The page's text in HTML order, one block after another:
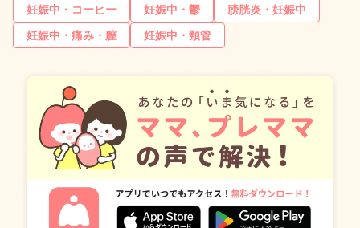
妊娠中・コーヒー 妊娠中・鬱
膀胱炎・妊娠中
妊娠中・痛み・膣
妊娠中・頸管